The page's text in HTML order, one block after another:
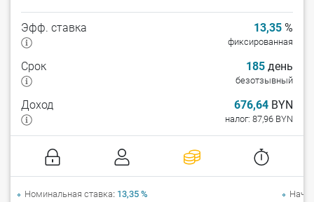
Эфф. ставка 13,35 %
фиксированная
Срок 185 день
безотзывный
Доход 676,64 BYN
налог: 87,96 BYN
Номинальная ставка 13,35 %